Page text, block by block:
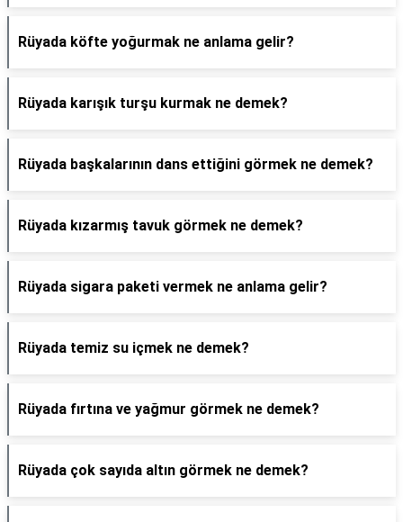
Rüyada köfte yoğurmak ne anlama gelir?
Rüyada karışık turşu kurmak ne demek?
Rüyada başkalarının dans ettiğini görmek ne demek?
Rüyada kızarmış tavuk görmek ne demek?
Rüyada sigara paketi vermek ne anlama gelir?
Rüyada temiz su içmek ne demek?
Rüyada fırtına ve yağmur görmek ne demek?
Rüyada çok sayıda altın görmek ne demek?